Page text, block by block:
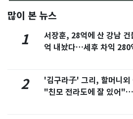
많이 본 뉴스
1
서장훈, 28억에 산 강남 건
억 내놨다…세후 차익 280
2
'김구라子' 그리, 할머니외
"친모 전라도에 잘 있어